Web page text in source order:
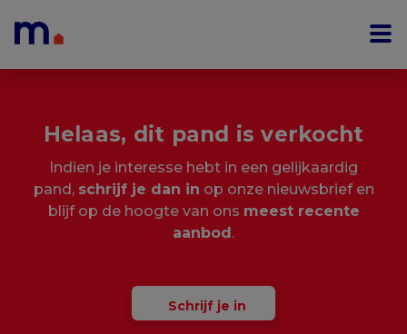
Helaas, dit pand is verkocht
Indien je interesse hebt in een gelijkaardig
pand, schrijf je dan in op onze nieuwsbrief en
blijf op de hoogte van ons meest recente
aanbod.
Schrijf je in